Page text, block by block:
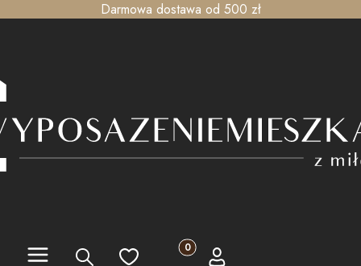
Darmowa dostawa od 500 zł
Menu Szukaj Ulubione Produkty w koszyku: 0. Zobacz
Koszyk Zaloguj się